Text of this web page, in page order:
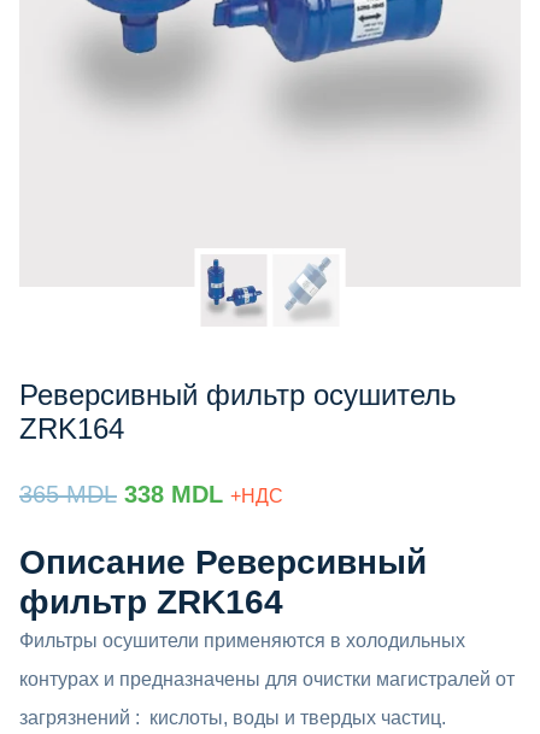
Реверсивный фильтр осушитель
ZRK164
365MDL Prețul
a
fost:
365 MDL.
338 MDLPrețul
este:
338 MDL.
+НДС
Описание Реверсивный
фильтр ZRK164
Фильтры осушители применяются в холодильных
контурах и предназначены для очистки магистралей от
загрязнений : кислоты, воды и твердых частиц.